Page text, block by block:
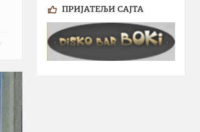
ПРИЈАТЕЉИ САЈТА